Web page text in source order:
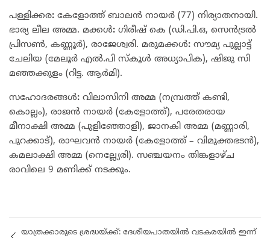
പള്ളിക്കര: കേളോത്ത് ബാലൻ നായർ (77) നിര്യാതനായി.
ഭാര്യ ലീല അമ്മ. മക്കൾ: ഗിരീഷ് കെ (ഡി.പി.ഒ, സെൻട്രൽ
പ്രിസൺ, കണ്ണൂർ), രാജേശ്വരി. മരുമക്കൾ: സൗമ്യ പുല്ലാട്ട്
ചേലിയ (മേലൂർ എൽ.പി സ്കൂൾ അധ്യാപിക), ഷിജു സി
മഞ്ഞക്കുളം (റിട്ട. ആർമി).
സഹോദരങ്ങൾ: വിലാസിനി അമ്മ (നമ്പ്രത്ത് കണ്ടി,
കൊല്ലം), രാജൻ നായർ (കേളോത്ത്), പരേതരായ
മീനാക്ഷി അമ്മ (പുളിഞ്ഞോളി), ജാനകി അമ്മ (മണ്ണാരി,
പുറക്കാട്), രാഘവൻ നായർ (കേളോത്ത് – വിമുക്തഭടൻ),
കമലാക്ഷി അമ്മ (നെല്ല്യേരി). സഞ്ചയനം തിങ്കളാഴ്ച
രാവിലെ 9 മണിക്ക് നടക്കും.
യാത്രക്കാരുടെ ശ്രദ്ധയ്ക്ക്: ദേശീയപാതയിൽ വടകരയിൽ ഇന്ന്